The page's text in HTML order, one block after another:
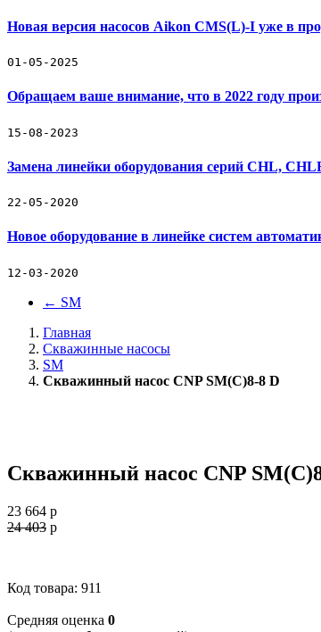
Новая версия насосов Aikon CMS(L)-I уже в
01-05-2025
Обращаем ваше внимание, что в 2022 году
15-08-2023
Замена линейки оборудования серий CHL,
22-05-2020
Новое оборудование в линейке систем
12-03-2020
← SM
Главная
Скважинные насосы
SM
Скважинный насос CNP SM(C)8-8 D
Скважинный насос CNP
23 664 p
24 403 p
Код товара: 911
Cредняя оценка 0